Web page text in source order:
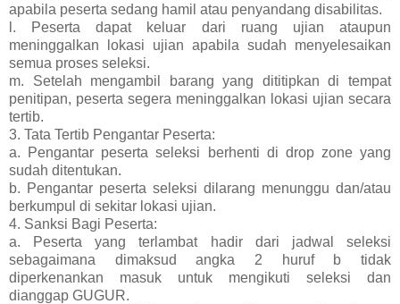
apabila peserta sedang hamil atau penyandang disabilitas.
l. Peserta dapat keluar dari ruang ujian ataupun
meninggalkan lokasi ujian apabila sudah menyelesaikan
semua proses seleksi.
m. Setelah mengambil barang yang dititipkan di tempat
penitipan, peserta segera meninggalkan lokasi ujian secara
tertib.
3. Tata Tertib Pengantar Peserta:
a. Pengantar peserta seleksi berhenti di drop zone yang
sudah ditentukan.
b. Pengantar peserta seleksi dilarang menunggu dan/atau
berkumpul di sekitar lokasi ujian.
4. Sanksi Bagi Peserta:
a. Peserta yang terlambat hadir dari jadwal seleksi
sebagaimana dimaksud angka 2 huruf b tidak
diperkenankan masuk untuk mengikuti seleksi dan
dianggap GUGUR.